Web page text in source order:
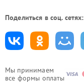
Мы принимаем
все формы оплаты
Поделиться в соц. сетях: